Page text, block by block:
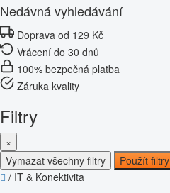
Nedávná vyhledávání
Doprava od 129 Kč
Vrácení do 30 dnů
100% bezpečná platba
Záruka kvality
Filtry
×
Vymazat všechny filtry
Použít filtry
/ IT & Konektivita